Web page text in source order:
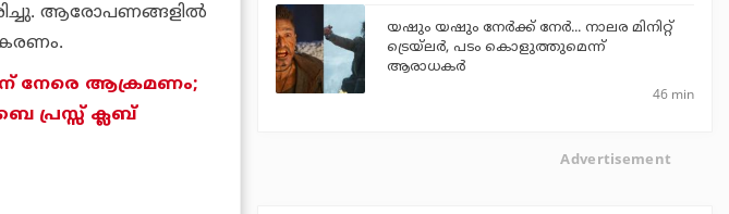
ആരോപണങ്ങളില്‍
നേരെ ആക്രമണം;
പ്രസ്സ് ക്ലബ്
യഷും യഷും നേര്‍ക്ക് നേര്‍... നാലര മിനിറ്റ്
ട്രെയ്‌ലര്‍, പടം കൊളുത്തുമെന്ന്
ആരാധകര്‍
46 min
Advertisement